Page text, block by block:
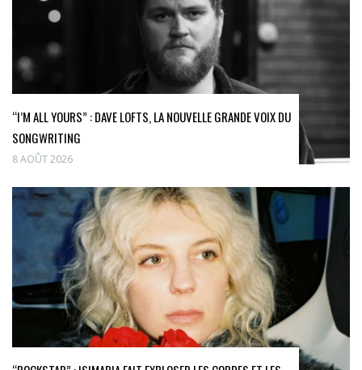
“I’M ALL YOURS” : DAVE LOFTS, LA NOUVELLE GRANDE VOIX DU
SONGWRITING
8 AOÛT 2026